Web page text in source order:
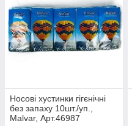
Носові хустинки гігєнічні
без запаху 10шт./уп.,
Malvar, Арт.46987